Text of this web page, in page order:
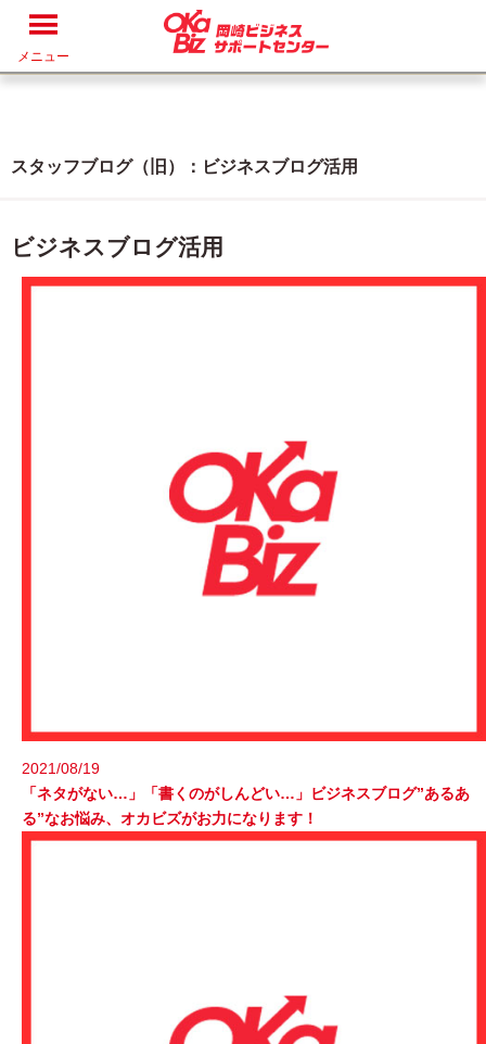
メニュー
スタッフブログ（旧）：ビジネスブログ活用
ビジネスブログ活用
2021/08/19
「ネタがない…」「書くのがしんどい…」ビジネスブログ”あるあ
る”なお悩み、オカビズがお力になります！